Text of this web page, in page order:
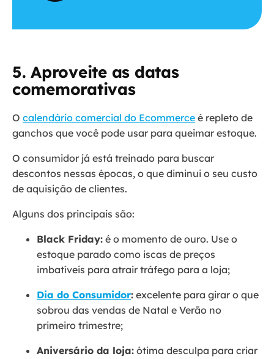
5. Aproveite as datas
comemorativas
O calendário comercial do Ecommerce é repleto de
ganchos que você pode usar para queimar estoque.
O consumidor já está treinado para buscar
descontos nessas épocas, o que diminui o seu custo
de aquisição de clientes.
Alguns dos principais são:
Black Friday: é o momento de ouro. Use o
estoque parado como iscas de preços
imbatíveis para atrair tráfego para a loja;
Dia do Consumidor: excelente para girar o que
sobrou das vendas de Natal e Verão no
primeiro trimestre;
Aniversário da loja: ótima desculpa para criar